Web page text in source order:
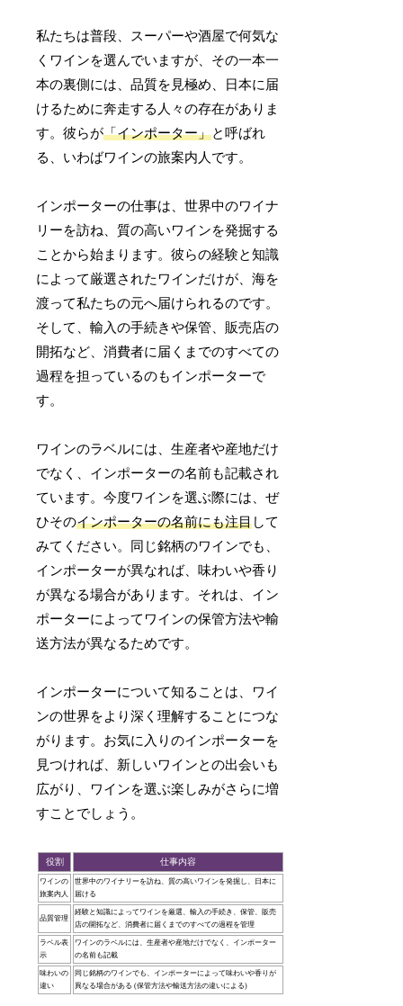
私たちは普段、スーパーや酒屋で何気な
くワインを選んでいますが、その一本一
本の裏側には、品質を見極め、日本に届
けるために奔走する人々の存在がありま
す。彼らが「インポーター」と呼ばれ
る、いわばワインの旅案内人です。
インポーターの仕事は、世界中のワイナ
リーを訪ね、質の高いワインを発掘する
ことから始まります。彼らの経験と知識
によって厳選されたワインだけが、海を
渡って私たちの元へ届けられるのです。
そして、輸入の手続きや保管、販売店の
開拓など、消費者に届くまでのすべての
過程を担っているのもインポーターで
す。
ワインのラベルには、生産者や産地だけ
でなく、インポーターの名前も記載され
ています。今度ワインを選ぶ際には、ぜ
ひそのインポーターの名前にも注目して
みてください。同じ銘柄のワインでも、
インポーターが異なれば、味わいや香り
が異なる場合があります。それは、イン
ポーターによってワインの保管方法や輸
送方法が異なるためです。
インポーターについて知ることは、ワイ
ンの世界をより深く理解することにつな
がります。お気に入りのインポーターを
見つければ、新しいワインとの出会いも
広がり、ワインを選ぶ楽しみがさらに増
すことでしょう。
役割 仕事内容
ワインの
旅案内人
世界中のワイナリーを訪ね、質の高いワインを発掘し、日本に
届ける
品質管理
経験と知識によってワインを厳選、輸入の手続き、保管、販売
店の開拓など、消費者に届くまでのすべての過程を管理
ラベル表
示
ワインのラベルには、生産者や産地だけでなく、インポーター
の名前も記載
味わいの
違い
同じ銘柄のワインでも、インポーターによって味わいや香りが
異なる場合がある (保管方法や輸送方法の違いによる)